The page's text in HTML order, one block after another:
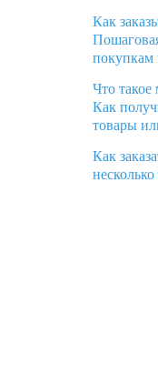
Как
покупкам
Что
Как
товары
Как